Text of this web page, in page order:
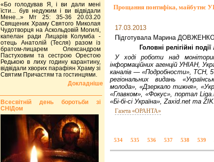
Прощання понтифіка, майбутнє
17.03.2013
Підготувала Марина ДОВЖЕНКО,
Головні релігійні
У ході роботи над
інформаційних агенцій УНІАН,
каналів — «Подробности», ТСН, 5
регіональних видань
молода», «Дзеркало тижня»,
«Главком», «Фокус», портал
«Бі-бі-сі Україна», Zaxid.net та ZIK.
Газета «ОРАНТА»
534 535 536 537 538 539
«Бо голодував Я, і ви дали мені
їсти... був недужим і ви відвідали
Мене...» Мт 25: 35-36 20.03.20
Священик Храму Святого Миколая
Чудотворця на Аскольдовій Могилі,
капелан ради Лицарів Колумба -
отець Анатолій (Тесля) разом із
братом-лицарем Олександром
Пастуховим та сестрою Орестою
Редькою в лиху годину карантину,
відвідали хворих парафіян Храму зі
Святим Причастям та гостинцями.
Докладніше
Всесвітній день боротьби зі
СНІДом